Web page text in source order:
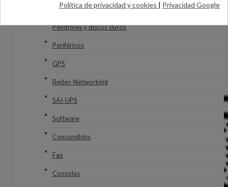
Monitores
Pendrives y discos duros
Periféricos
GPS
Redes-Networking
SAI-UPS
Software
Consumibles
Fax
Consolas
Política de privacidad y cookies | Privacidad Google